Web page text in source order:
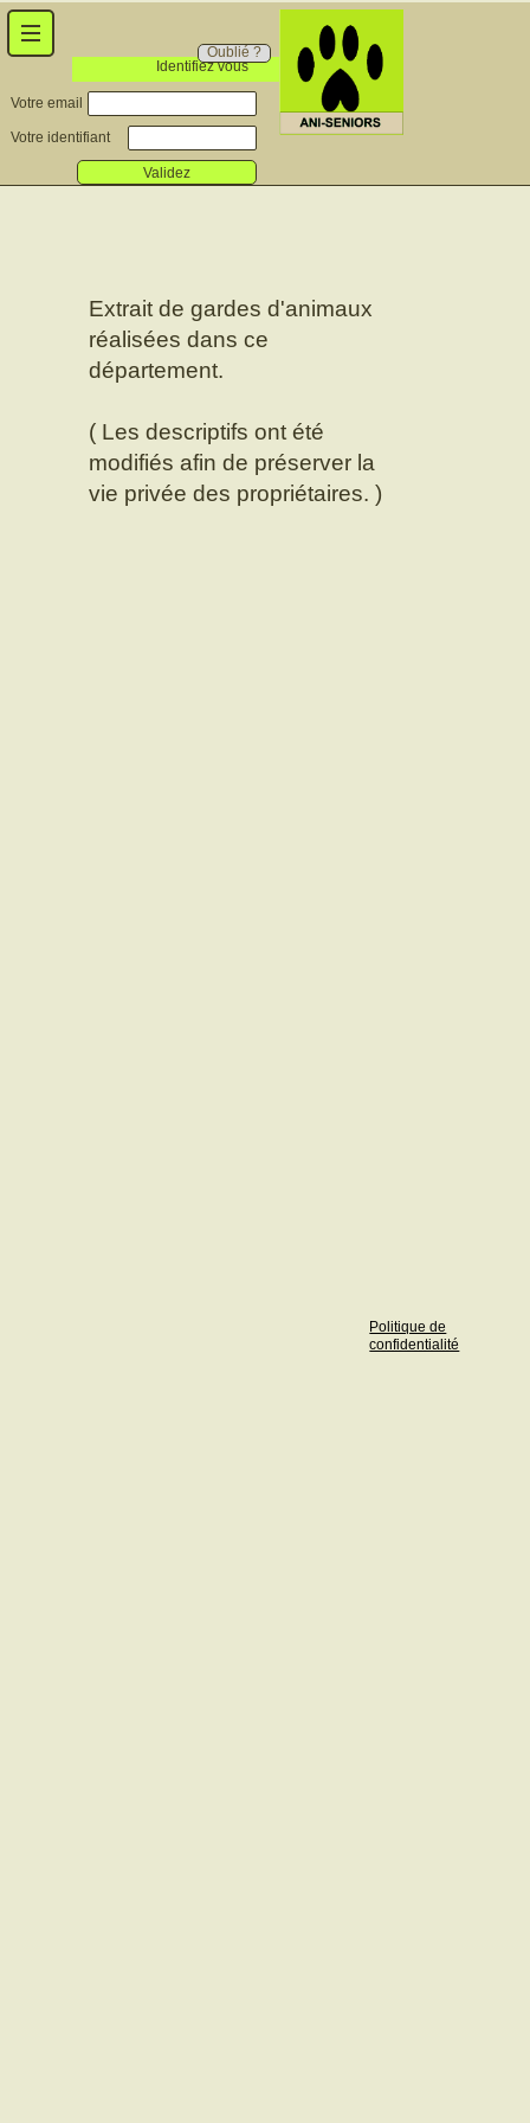
Identifiez vous
Oublié ?
Votre email
Votre identifiant
Validez
Extrait de gardes d'animaux
réalisées dans ce
département.
( Les descriptifs ont été
modifiés afin de préserver la
vie privée des propriétaires. )
Politique de
confidentialité